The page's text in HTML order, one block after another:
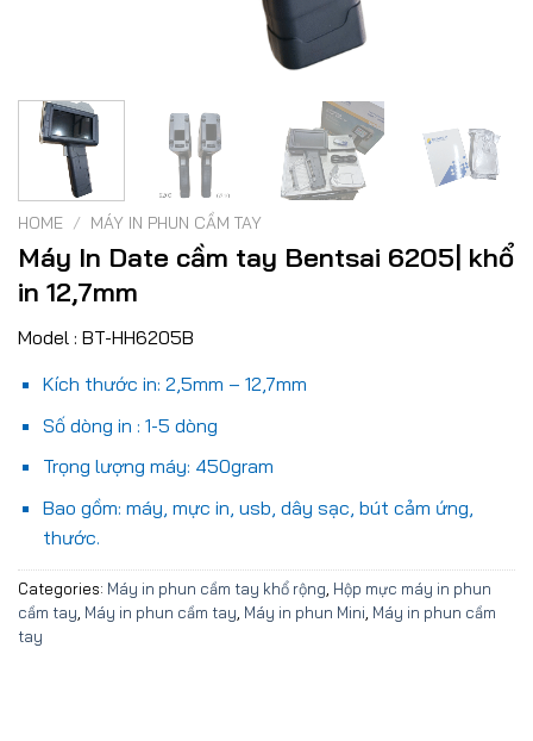
HOME / MÁY IN PHUN CẦM TAY
Máy In Date cầm tay Bentsai 6205| khổ
in 12,7mm
Model : BT-HH6205B
Kích thước in: 2,5mm – 12,7mm
Số dòng in : 1-5 dòng
Trọng lượng máy: 450gram
Bao gồm: máy, mực in, usb, dây sạc, bút cảm ứng,
thước.
Categories: Máy in phun cầm tay khổ rộng, Hộp mực máy in phun
cầm tay, Máy in phun cầm tay, Máy in phun Mini, Máy in phun cầm
tay